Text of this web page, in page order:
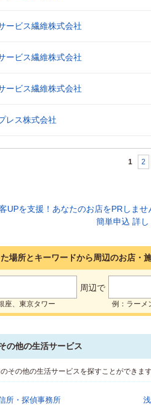
ービス繊維株式会社
ービス繊維株式会社
ービス繊維株式会社
レス株式会社
1 2
場所とキーワードから周辺のお店・
周辺で
座、東京タワー 例：ラーメ
の他の生活サービス
その他の生活サービスを探すことができます
所・探偵事務所